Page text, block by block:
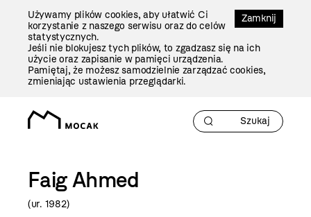
Zamknij
Używamy plików cookies, aby ułatwić Ci
korzystanie z naszego serwisu oraz do celów
statystycznych.
Jeśli nie blokujesz tych plików, to zgadzasz się na ich
użycie oraz zapisanie w pamięci urządzenia.
Pamiętaj, że możesz samodzielnie zarządzać cookies,
zmieniając ustawienia przeglądarki.
Faig Ahmed
(ur. 1982)